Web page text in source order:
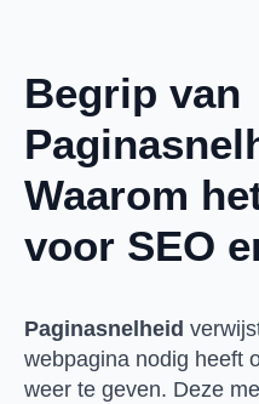
Begrip van
Waarom
voor SEO
Paginasnelheid
webpagina nodig heeft
weer te geven. Deze